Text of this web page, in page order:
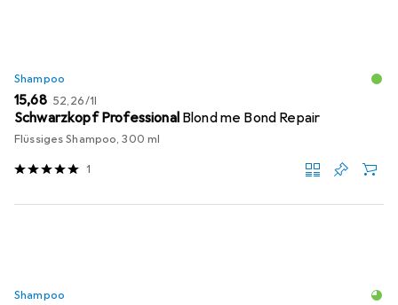
Shampoo
EUR
15,68 EUR
52,26/1l
Schwarzkopf Professional Blond me Bond Repair
Flüssiges Shampoo, 300 ml
1
Shampoo